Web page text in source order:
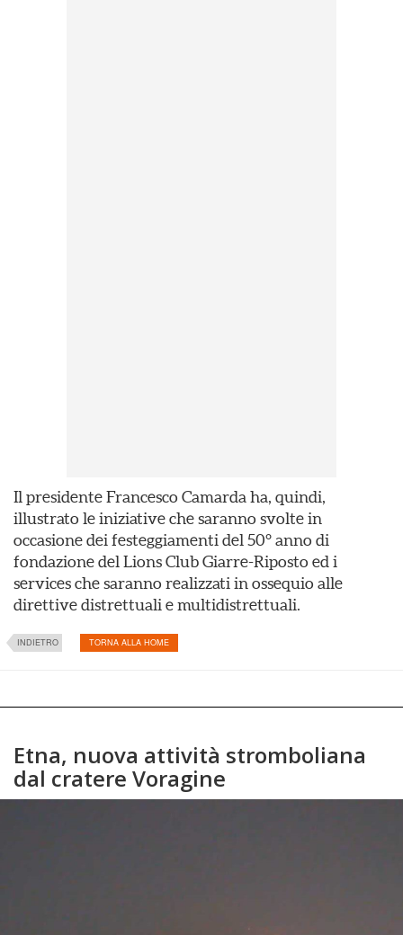
Il presidente Francesco Camarda ha, quindi,
illustrato le iniziative che saranno svolte in
occasione dei festeggiamenti del 50° anno di
fondazione del Lions Club Giarre-Riposto ed i
services che saranno realizzati in ossequio alle
direttive distrettuali e multidistrettuali.
INDIETRO TORNA ALLA HOME
Etna, nuova attività stromboliana
dal cratere Voragine